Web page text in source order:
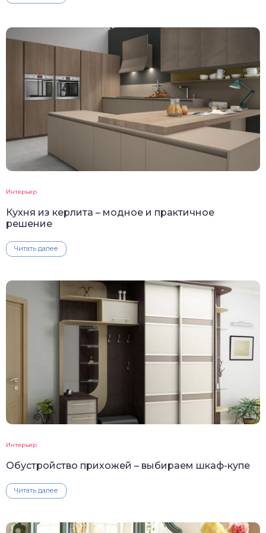
Интерьер
Кухня из керлита – модное и практичное
решение
Читать далее
Интерьер
Обустройство прихожей – выбираем шкаф-купе
Читать далее